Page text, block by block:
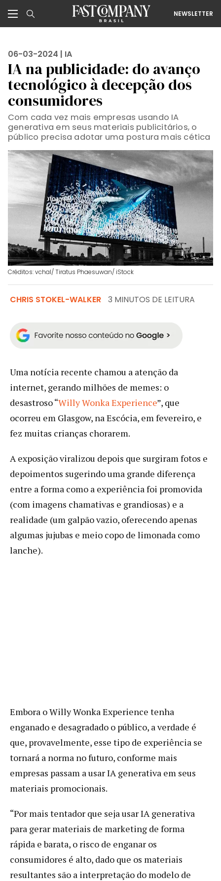
NEWSLETTER
06-03-2024 | IA
IA na publicidade: do avanço
tecnológico à decepção dos
consumidores
Com cada vez mais empresas usando IA
generativa em seus materiais publicitários, o
público precisa adotar uma postura mais cética
Créditos: vchal/ Tiratus Phaesuwan/ iStock
CHRIS STOKEL-WALKER 3 MINUTOS DE LEITURA
Uma notícia recente chamou a atenção da
internet, gerando milhões de memes: o
desastroso “Willy Wonka Experience”, que
ocorreu em Glasgow, na Escócia, em fevereiro, e
fez muitas crianças chorarem.
A exposição viralizou depois que surgiram fotos e
depoimentos sugerindo uma grande diferença
entre a forma como a experiência foi promovida
(com imagens chamativas e grandiosas) e a
realidade (um galpão vazio, oferecendo apenas
algumas jujubas e meio copo de limonada como
lanche).
Embora o Willy Wonka Experience tenha
enganado e desagradado o público, a verdade é
que, provavelmente, esse tipo de experiência se
tornará a norma no futuro, conforme mais
empresas passam a usar IA generativa em seus
materiais promocionais.
“Por mais tentador que seja usar IA generativa
para gerar materiais de marketing de forma
rápida e barata, o risco de enganar os
consumidores é alto, dado que os materiais
resultantes são a interpretação do modelo de